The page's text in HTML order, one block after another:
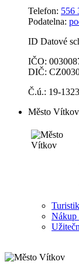
Telefon: 556
Podatelna:
ID Datové
IČO:
DIČ:
Č.ú.: 19-
Město Vítkov
Nákup